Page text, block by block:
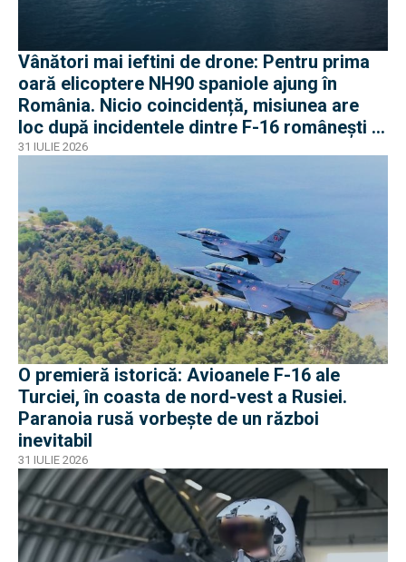
Vânători mai ieftini de drone: Pentru prima
oară elicoptere NH90 spaniole ajung în
România. Nicio coincidență, misiunea are
loc după incidentele dintre F-16 românești și
dronele ruse
31 IULIE 2026
O premieră istorică: Avioanele F-16 ale
Turciei, în coasta de nord-vest a Rusiei.
Paranoia rusă vorbește de un război
inevitabil
31 IULIE 2026